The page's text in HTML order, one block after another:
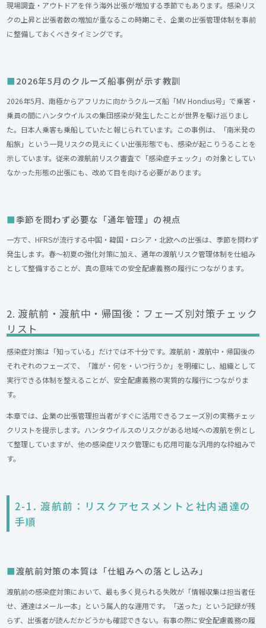
現場調査・アウトドアを伴う海外出張が増加する季節でもあります。感染リス
クの上昇と出張者数の増加が重なるこの時期こそ、企業の出張管理体制を事前
に整備しておくべきタイミングです。
2026年5月のクルーズ船事例が示す教訓
2026年5月、南極からアフリカに向かうクルーズ船「MV Hondius号」で乗客・
乗員の間にハンタウイルスの集団感染が発生したことが世界を駆け巡りまし
た。日本人乗客も乗船していたと報じられています。この事例は、「南米発の
船旅」という一見リスクの見えにくい出張形態でも、感染が起こりうることを
示しています。従来の渡航前リスク審査で「感染症チェック」の対象としてい
なかった形態の出張にも、改めて目を向ける必要があります。
季節を問わず必要な「通年管理」の視点
一方で、HFRSが流行する中国・韓国・ロシア・北欧への出張は、季節を問わず
発生します。春〜初夏の強化対策に加え、通年の渡航リスク管理体制を仕組み
として整備することが、真の意味での安全配慮義務の履行につながります。
2. 渡航前・渡航中・帰国後：フェーズ別対策チェック
リスト
感染症対策は「知っている」だけでは不十分です。渡航前・渡航中・帰国後の
それぞれのフェーズで、「誰が・何を・いつ行うか」を明確にし、組織として
実行できる体制を整えることが、安全配慮義務の実質的な履行につながりま
す。
本章では、企業の出張管理担当者がすぐに活用できるフェーズ別の実務チェッ
クリストを提示します。ハンタウイルスのリスクがある地域への渡航を例とし
て整理していますが、他の感染症リスク管理にも応用可能な汎用的な枠組みで
す。
2-1. 渡航前：リスクアセスメントと社内通達の
手順
渡航前対策の本質は「仕組みへの落とし込み」
渡航前の感染症対策において、最も多く見られる失敗が「情報収集は担当者任
せ、通達はメール一本」という属人的な運用です。「送った」という記録が残
らず、出張者が読んだかどうかも確認できない。有事の際に安全配慮義務の履